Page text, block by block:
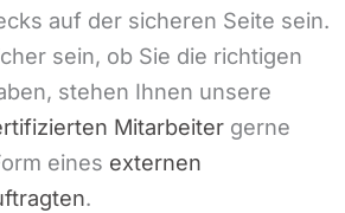
auf der sicheren Seite sein.
sein, ob Sie die richtigen
stehen Ihnen unsere
Mitarbeiter gerne
eines externen
.